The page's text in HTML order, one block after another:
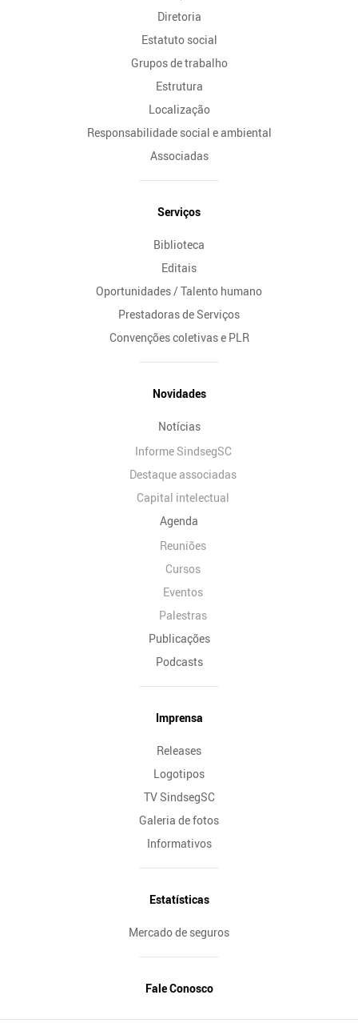
Diretoria
Estatuto social
Grupos de trabalho
Estrutura
Localização
Responsabilidade social e ambiental
Associadas
Serviços
Biblioteca
Editais
Oportunidades / Talento humano
Prestadoras de Serviços
Convenções coletivas e PLR
Novidades
Notícias
Informe SindsegSC
Destaque associadas
Capital intelectual
Agenda
Reuniões
Cursos
Eventos
Palestras
Publicações
Podcasts
Imprensa
Releases
Logotipos
TV SindsegSC
Galeria de fotos
Informativos
Estatísticas
Mercado de seguros
Fale Conosco